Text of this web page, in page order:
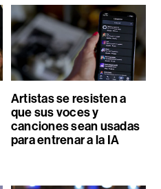
Artistas se resisten a
que sus voces y
canciones sean usadas
para entrenar a la IA